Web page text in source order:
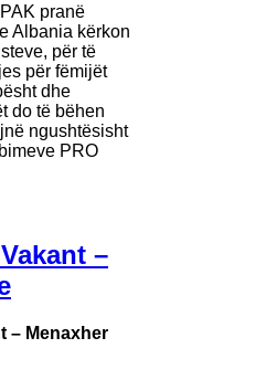
pranë
Albania kërkon
për të
për fëmijët
dhe
do të bëhen
ngushtësisht
PRO
–
– Menaxher